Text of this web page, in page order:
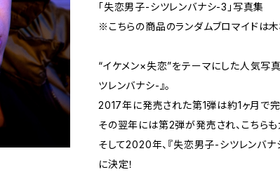
「失恋男子-シツレンバナシ-3」写真集
※こちらの商品のランダムブロマイドは
“イケメン×失恋”をテーマにした人気写
ツレンバナシ-』。
2017年に発売された第1弾は約1ヶ月で完
その翌年には第2弾が発売され、こちら
そして2020年、『失恋男子-シツレンバ
に決定！